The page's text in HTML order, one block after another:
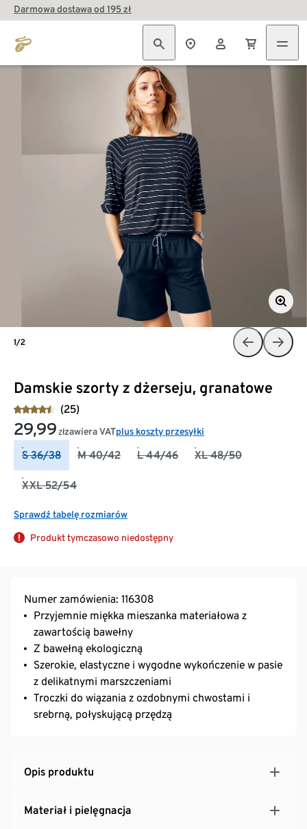
Darmowa dostawa od 195 zł
Damskie szorty z dżerseju, granatowe
(25)
29,99 złzawiera VATplus koszty przesyłki
S 36/38 M 40/42 L 44/46 XL 48/50
XXL 52/54
Sprawdź tabelę rozmiarów
Produkt tymczasowo niedostępny
1/2
Numer zamówienia: 116308
Przyjemnie miękka mieszanka materiałowa z
zawartością bawełny
Z bawełną ekologiczną
Szerokie, elastyczne i wygodne wykończenie w pasie
z delikatnymi marszczeniami
Troczki do wiązania z ozdobnymi chwostami i
srebrną, połyskującą przędzą
Opis produktu
Materiał i pielęgnacja